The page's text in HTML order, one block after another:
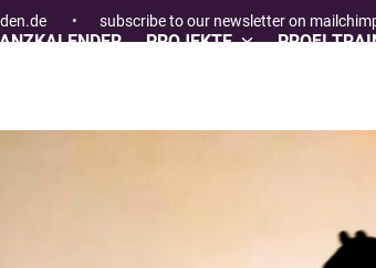
• subscribe to our newsletter on
PROJEKTE PROFI